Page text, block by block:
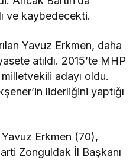
ve kaybedecekti.
Yavuz Erkmen, daha
atıldı. 2015’te MHP
adayı oldu.
liderliğini yaptığı
Erkmen (70),
Zonguldak İl Başkanı